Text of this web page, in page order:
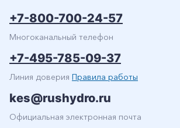
+7-800-700-24-57
Многоканальный телефон
+7-495-785-09-37
Линия доверия Правила работы
kes@rushydro.ru
Официальная электронная почта